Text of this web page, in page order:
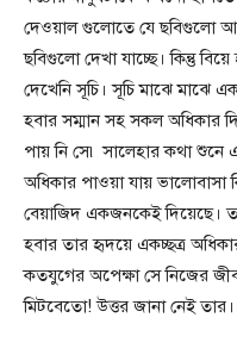
দেওয়াল গুলোতে যে ছবিগুলো
ছবিগুলো দেখা যাচ্ছে। কিন্তু
দেখেনি সূচি। সূচি মাঝে মাঝে
হবার সম্মান সহ সকল অধিকার
পায় নি সে৷ সালেহার কথা
অধিকার পাওয়া যায়
বেয়াজিদ একজনকেই দিয়েছে।
হবার তার হৃদয়ে একচ্ছত্র
কতযুগের অপেক্ষা সে নিজের
মিটবেতো! উত্তর জানা নেই